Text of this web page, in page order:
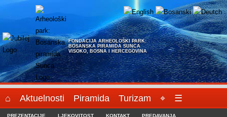
FONDACIJA ARHEOLOŠKI PARK:
BOSANSKA PIRAMIDA SUNCA
VISOKO, BOSNA I HERCEGOVINA
⌂ Aktuelnosti Piramida Turizam ⌖ ☰
PREZENTACIJE LJEKOVITOST KONTAKT PREDAVANJA